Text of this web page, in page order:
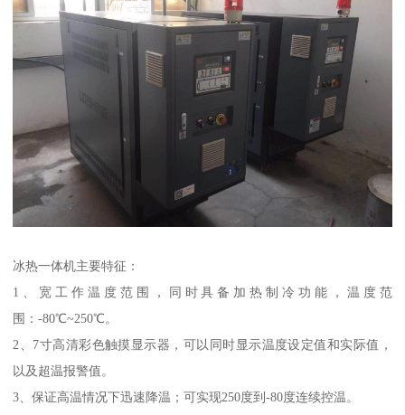
冰热一体机主要特征：
1、宽工作温度范围，同时具备加热制冷功能，温度范
围：-80℃~250℃。
2、7寸高清彩色触摸显示器，可以同时显示温度设定值和实际值，
以及超温报警值。
3、保证高温情况下迅速降温；可实现250度到-80度连续控温。